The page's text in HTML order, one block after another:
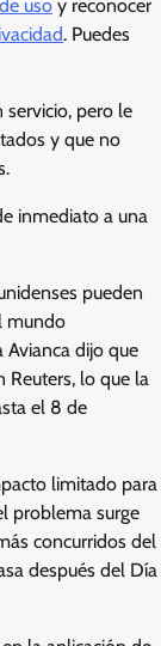
uso y reconocer
. Puedes
pero le
y que no
inmediato a una
pueden
mundo
dijo que
Reuters, lo que la
el 8 de
limitado para
problema surge
concurridos del
después del Día